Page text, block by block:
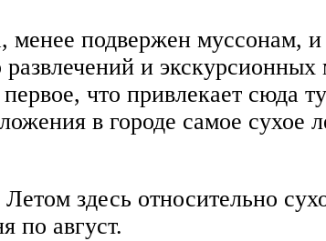
менее подвержен муссонам,
развлечений и
что привлекает сюда
в городе самое сухое
здесь относительно
по август.